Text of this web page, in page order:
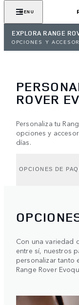
MENU
EXPLORA RANGE
OPCIONES Y
ROVER
Personaliza tu
opciones y
días.
OPCIONES DE
Con una variedad
entre sí, nuestros
personalizar tanto
Range Rover